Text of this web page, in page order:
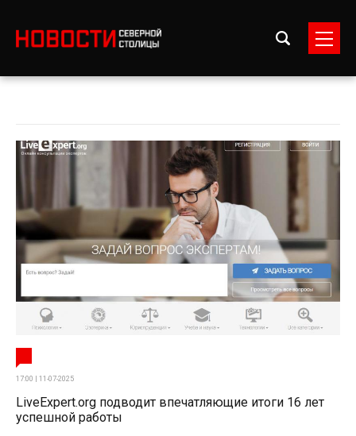
17:00 | 11-07-2025
LiveExpert.org подводит впечатляющие итоги 16 лет
успешной работы